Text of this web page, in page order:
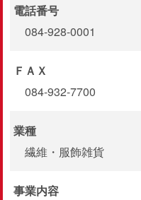
電話番号
084-928-0001
ＦＡＸ
084-932-7700
業種
繊維・服飾雑貨
事業内容